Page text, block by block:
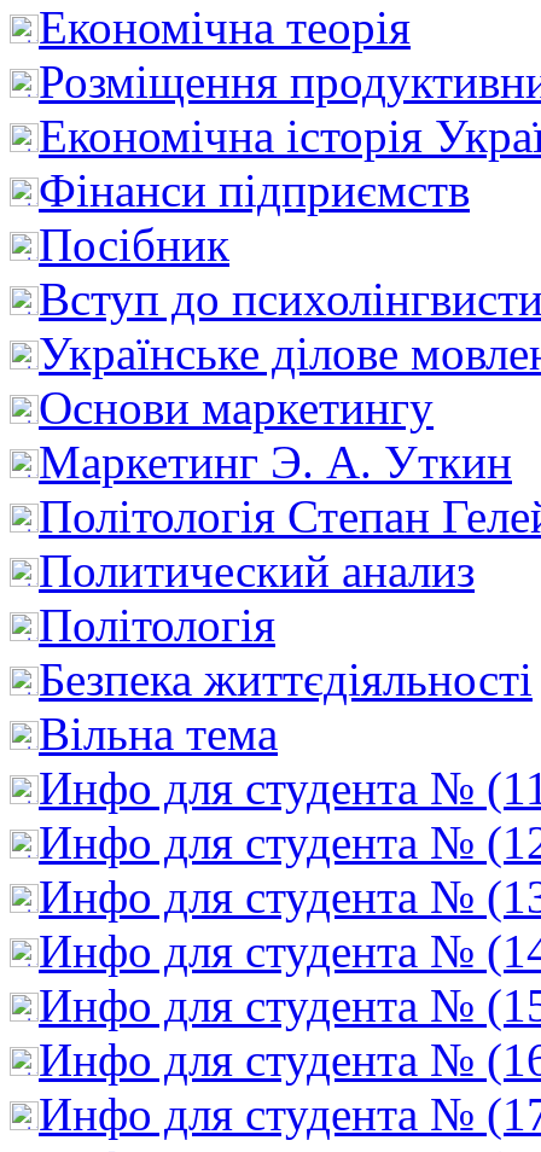
Економічна теорія
Розміщення
Економічна історія
Фінанси підприємств
Посібник
Вступ до
Українське ділове
Основи маркетингу
Маркетинг Э. А. Уткин
Політологія Степан
Политический анализ
Політологія
Безпека життєдіяльності
Вільна тема
Инфо для студента №
Инфо для студента №
Инфо для студента №
Инфо для студента №
Инфо для студента №
Инфо для студента №
Инфо для студента №